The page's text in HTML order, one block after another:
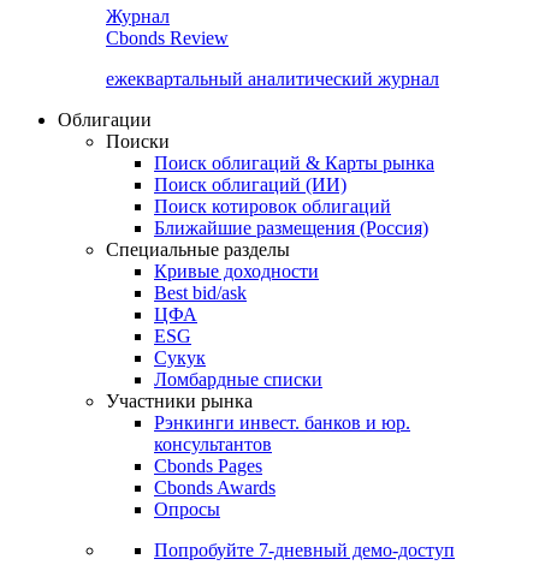
Cbonds Review
ежеквартальный аналитический журнал
Облигации
Поиски
Поиск облигаций & Карты рынка
Поиск облигаций (ИИ)
Поиск котировок облигаций
Ближайшие размещения (Россия)
Специальные разделы
Кривые доходности
Best bid/ask
ЦФА
ESG
Сукук
Ломбардные списки
Участники рынка
Рэнкинги инвест. банков и юр.
Cbonds Pages